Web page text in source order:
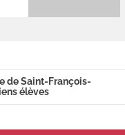
de Saint-François-
élèves